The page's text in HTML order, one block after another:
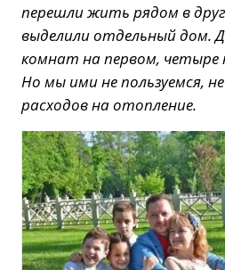
перешли жить рядом в
выделили отдельный дом.
комнат на первом, четыре
Но мы ими не пользуемся,
расходов на отопление.